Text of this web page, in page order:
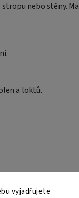
vyjadřujete
nebo stěny.
a loktů.